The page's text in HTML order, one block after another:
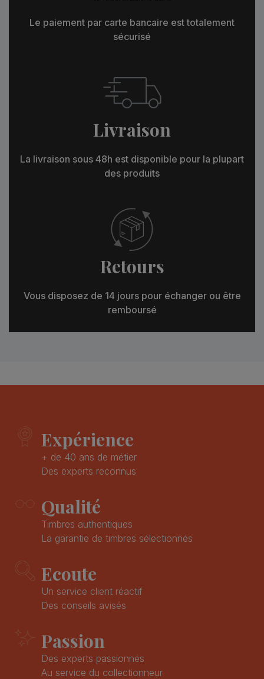
Le paiement par carte bancaire est totalement
sécurisé
Livraison
La livraison sous 48h est disponible pour la plupart
des produits
Retours
Vous disposez de 14 jours pour échanger ou être
remboursé
Expérience
+ de 40 ans de métier
Des experts reconnus
Qualité
Timbres authentiques
La garantie de timbres sélectionnés
Ecoute
Un service client réactif
Des conseils avisés
Passion
Des experts passionnés
Au service du collectionneur